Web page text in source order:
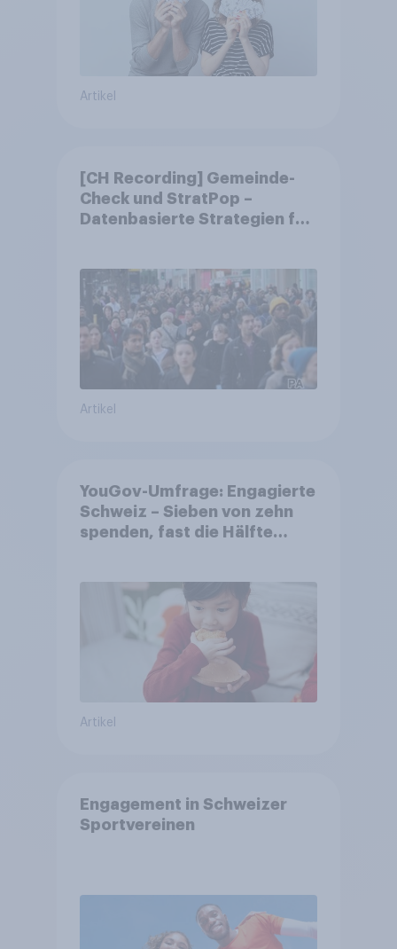
Artikel
[CH Recording] Gemeinde-
Check und StratPop –
Datenbasierte Strategien für
Artikel
YouGov-Umfrage: Engagierte
Schweiz – Sieben von zehn
spenden, fast die Hälfte
Artikel
Engagement in Schweizer
Sportvereinen